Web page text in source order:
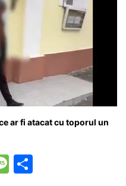
ar fi atacat cu toporul un
M